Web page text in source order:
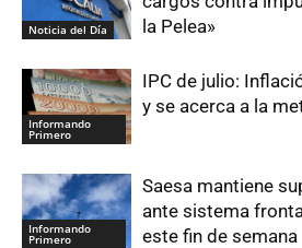
Noticia del Día
la Pelea»
Informando
Primero
IPC de julio:
y se acerca a la
Informando
Primero
Saesa mantiene
ante sistema
este fin de semana